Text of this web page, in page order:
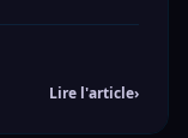
Lire l'article›